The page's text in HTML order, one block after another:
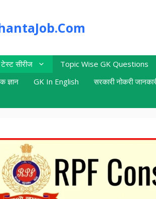
सीरीज Topic Wise GK Questions
ज्ञान
GK In English सरकारी नोकरी